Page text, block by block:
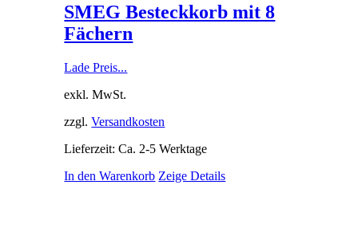
SMEG Besteckkorb mit 8
Fächern
Lade Preis...
exkl. MwSt.
zzgl.Versandkosten
Lieferzeit: Ca. 2-5 Werktage
In den Warenkorb Zeige Details